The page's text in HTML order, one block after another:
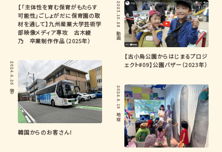
【「主体性を育む保育がもたらす
可能性」ごしょがだに保育園の取
材を通して】九州産業大学芸術学
部映像メディア専攻 古木綾
乃 卒業制作作品（2025年）
2023.10.28
動画
【古小烏公園からはじまるプロジ
ェクト#09】公園バザー（2023年）
2024.4.26
学び
韓国からのお客さん！
2024.6.19
地球